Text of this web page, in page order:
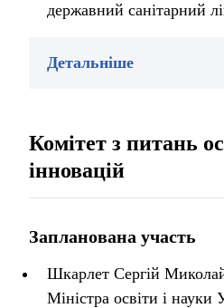
державний санітарний
Детальніше
Комітет з питань
інновацій
Запланована участь
Шкарлет Сергій
Міністра освіти і